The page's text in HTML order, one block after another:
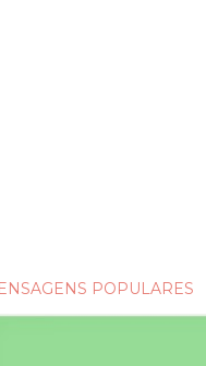
POPULARES